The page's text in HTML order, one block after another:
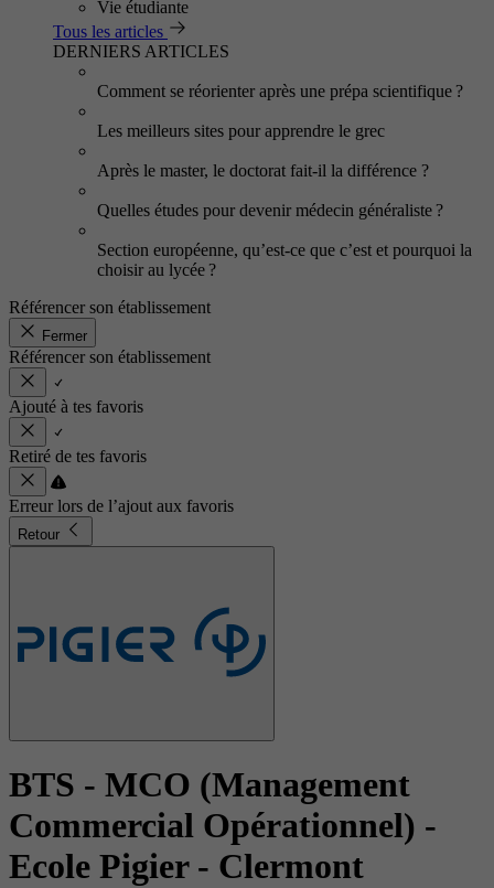
Vie étudiante
Tous les articles
DERNIERS ARTICLES
Comment se réorienter après une prépa scientifique ?
Les meilleurs sites pour apprendre le grec
Après le master, le doctorat fait-il la différence ?
Quelles études pour devenir médecin généraliste ?
Section européenne, qu’est-ce que c’est et pourquoi la
choisir au lycée ?
Référencer son établissement
Fermer
Référencer son établissement
Ajouté à tes favoris
Retiré de tes favoris
Erreur lors de l’ajout aux favoris
Retour
BTS - MCO (Management
Commercial Opérationnel) -
Ecole Pigier - Clermont